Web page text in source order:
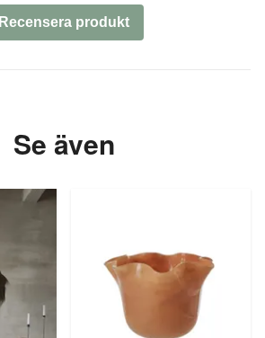
Recensera produkt
Se även